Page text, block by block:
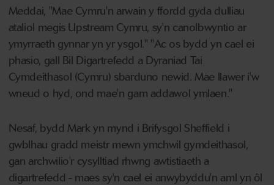
Meddai, "Mae Cymru'n arwain y ffordd gyda dulliau
ataliol megis Upstream Cymru, sy'n canolbwyntio ar
ymyrraeth gynnar yn yr ysgol." "Ac os bydd yn cael ei
phasio, gall Bil Digartrefedd a Dyraniad Tai
Cymdeithasol (Cymru) sbarduno newid. Mae llawer i'w
wneud o hyd, ond mae'n gam addawol ymlaen."
Nesaf, bydd Mark yn mynd i Brifysgol Sheffield i
gwblhau gradd meistr mewn ymchwil gymdeithasol,
gan archwilio'r cysylltiad rhwng awtistiaeth a
digartrefedd - maes sy'n cael ei anwybyddu'n aml yn ôl